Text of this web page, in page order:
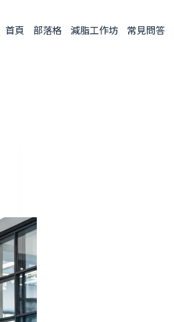
首頁 部落格 減脂工作坊 常見問答